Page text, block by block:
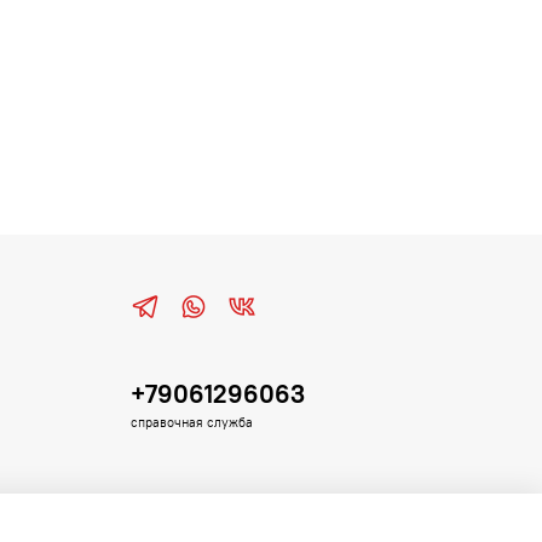
+79061296063
справочная служба